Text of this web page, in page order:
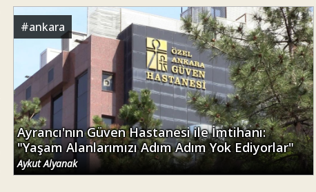
#ankara
Ayrancı'nın Güven Hastanesi ile İmtihanı:
"Yaşam Alanlarımızı Adım Adım Yok Ediyorlar"
Aykut Alyanak